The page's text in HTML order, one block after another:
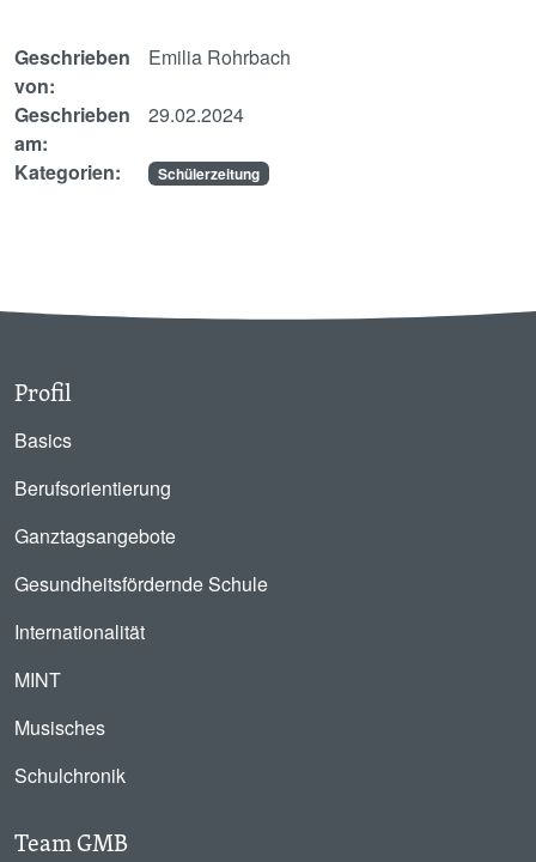
Geschrieben
von:
Emilia Rohrbach
Geschrieben
am:
29.02.2024
Kategorien: Schülerzeitung
Profil
Basics
Berufsorientierung
Ganztagsangebote
Gesundheitsfördernde Schule
Internationalität
MINT
Musisches
Schulchronik
Team GMB